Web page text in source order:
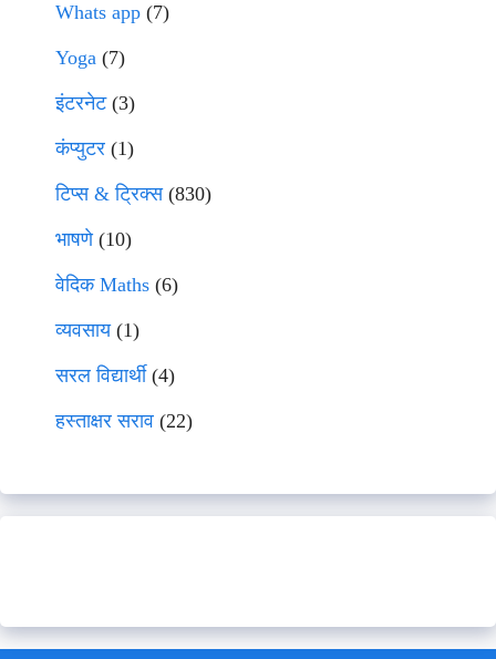
Whats app (7)
Yoga (7)
इंटरनेट(3)
कंप्युटर (1)
टिप्स & ट्रिक्स(830)
भाषणे(10)
वेदिक Maths (6)
व्यवसाय(1)
सरल विद्यार्थी(4)
हस्ताक्षर सराव (22)